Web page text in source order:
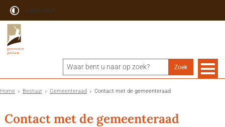
Lees voor
Home Bestuur Gemeenteraad Contact met de gemeenteraad
Contact met de gemeenteraad